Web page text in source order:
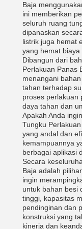
Baja
ini memberikan
seluruh ruang
dipanaskan
listrik juga hemat
yang hemat biaya
Dibangun dari
Perlakuan Panas
menangani
tahan terhadap
proses perlakuan
daya tahan dan
Apakah Anda
Tungku
yang andal dan
kemampuannya
berbagai aplikasi
Secara
Baja adalah
ingin
untuk bahan besi
tinggi, kapasitas
pendinginan dan
konstruksi yang
kinerja dan